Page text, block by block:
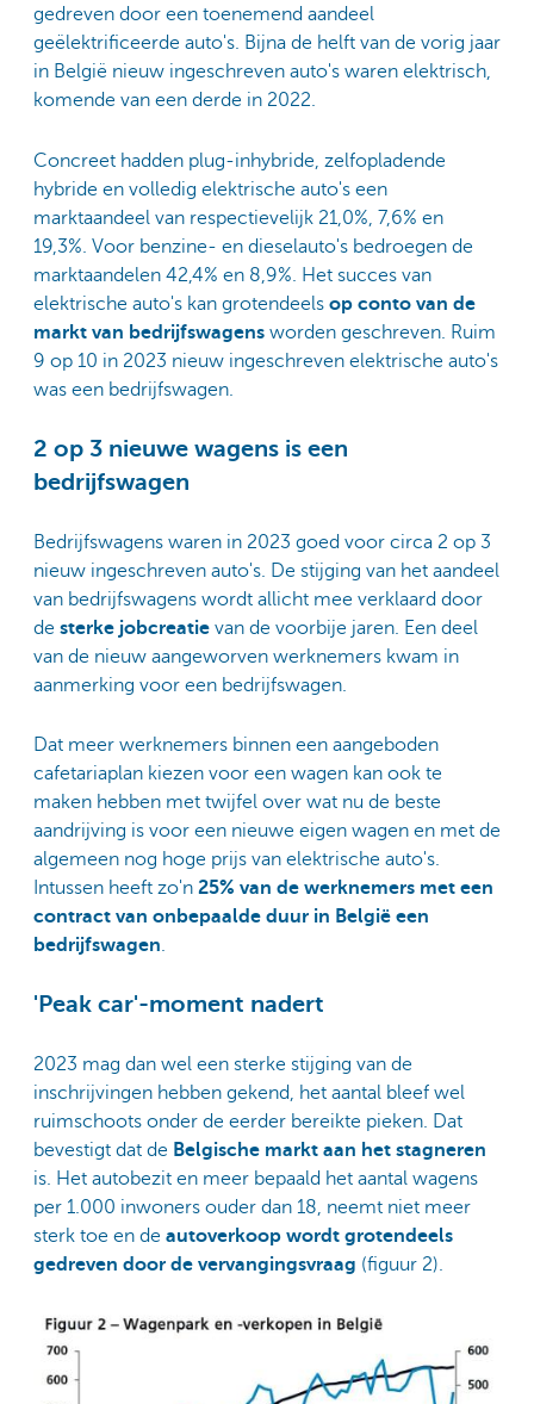
gedreven door een toenemend aandeel
geëlektrificeerde auto's. Bijna de helft van de vorig jaar
in België nieuw ingeschreven auto's waren elektrisch,
komende van een derde in 2022.
Concreet hadden plug-inhybride, zelfopladende
hybride en volledig elektrische auto's een
marktaandeel van respectievelijk 21,0%, 7,6% en
19,3%. Voor benzine- en dieselauto's bedroegen de
marktaandelen 42,4% en 8,9%. Het succes van
elektrische auto's kan grotendeels op conto van de
markt van bedrijfswagens worden geschreven. Ruim
9 op 10 in 2023 nieuw ingeschreven elektrische auto's
was een bedrijfswagen.
2 op 3 nieuwe wagens is een
bedrijfswagen
Bedrijfswagens waren in 2023 goed voor circa 2 op 3
nieuw ingeschreven auto's. De stijging van het aandeel
van bedrijfswagens wordt allicht mee verklaard door
de sterke jobcreatie van de voorbije jaren. Een deel
van de nieuw aangeworven werknemers kwam in
aanmerking voor een bedrijfswagen.
Dat meer werknemers binnen een aangeboden
cafetariaplan kiezen voor een wagen kan ook te
maken hebben met twijfel over wat nu de beste
aandrijving is voor een nieuwe eigen wagen en met de
algemeen nog hoge prijs van elektrische auto's.
Intussen heeft zo'n 25% van de werknemers met een
contract van onbepaalde duur in België een
bedrijfswagen.
'Peak car'-moment nadert
2023 mag dan wel een sterke stijging van de
inschrijvingen hebben gekend, het aantal bleef wel
ruimschoots onder de eerder bereikte pieken. Dat
bevestigt dat de Belgische markt aan het stagneren
is. Het autobezit en meer bepaald het aantal wagens
per 1.000 inwoners ouder dan 18, neemt niet meer
sterk toe en de autoverkoop wordt grotendeels
gedreven door de vervangingsvraag (figuur 2).